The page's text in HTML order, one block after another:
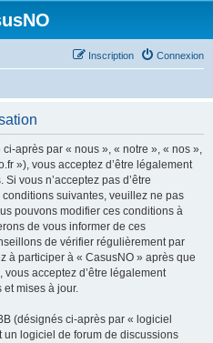
Connexion
Inscription
après par « nous », « notre », « nos »,
»), vous acceptez d’être légalement
vous n’acceptez pas d’être
suivantes, veuillez ne pas
pouvons modifier ces conditions à
de vous informer de ces
de vérifier régulièrement par
à participer à « CasusNO » après que
acceptez d’être légalement
mises à jour.
(désignés ci-après par « logiciel
un logiciel de forum de discussions